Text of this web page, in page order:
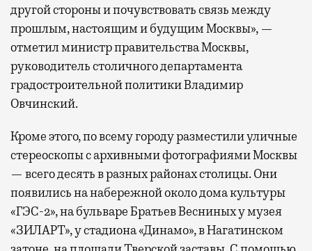
другой стороны и почувствовать связь между
прошлым, настоящим и будущим Москвы», —
отметил министр правительства Москвы,
руководитель столичного департамента
градостроительной политики Владимир
Овчинский.
Кроме этого, по всему городу разместили уличные
стереоскопы с архивными фотографиями Москвы
— всего десять в разных районах столицы. Они
появились на набережной около дома культуры
«ГЭС-2», на бульваре Братьев Весниных у музея
«ЗИЛАРТ», у стадиона «Динамо», в Нагатинском